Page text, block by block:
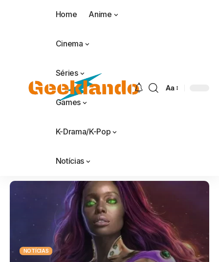
Home Anime
Cinema
Séries
Games
K-Drama/K-Pop
Notícias
Aa
NOTÍCIAS